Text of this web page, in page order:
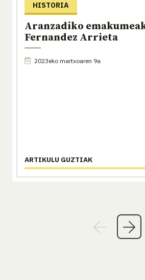
HISTORIA
Aranzadiko
Fernandez Arrieta
2023eko martxoaren 9a
ARTIKULU GUZTIAK